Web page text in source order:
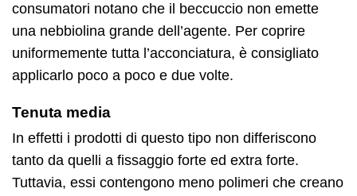
consumatori notano che il beccuccio non emette
una nebbiolina grande dell’agente. Per coprire
uniformemente tutta l’acconciatura, è consigliato
applicarlo poco a poco e due volte.
Tenuta media
In effetti i prodotti di questo tipo non differiscono
tanto da quelli a fissaggio forte ed extra forte.
Tuttavia, essi contengono meno polimeri che creano